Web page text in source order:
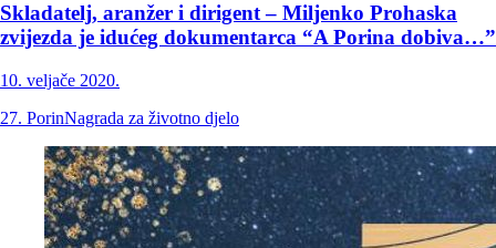
Skladatelj, aranžer i dirigent – Miljenko Prohaska
zvijezda je idućeg dokumentarca “A Porina dobiva…”
10. veljače 2020.
27. PorinNagrada za životno djelo